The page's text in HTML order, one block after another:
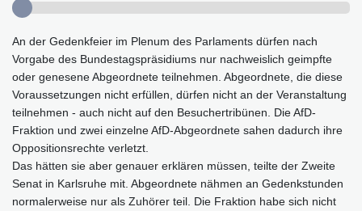
An der Gedenkfeier im Plenum des Parlaments dürfen nach
Vorgabe des Bundestagspräsidiums nur nachweislich geimpfte
oder genesene Abgeordnete teilnehmen. Abgeordnete, die diese
Voraussetzungen nicht erfüllen, dürfen nicht an der Veranstaltung
teilnehmen - auch nicht auf den Besuchertribünen. Die AfD-
Fraktion und zwei einzelne AfD-Abgeordnete sahen dadurch ihre
Oppositionsrechte verletzt.
Das hätten sie aber genauer erklären müssen, teilte der Zweite
Senat in Karlsruhe mit. Abgeordnete nähmen an Gedenkstunden
normalerweise nur als Zuhörer teil. Die Fraktion habe sich nicht